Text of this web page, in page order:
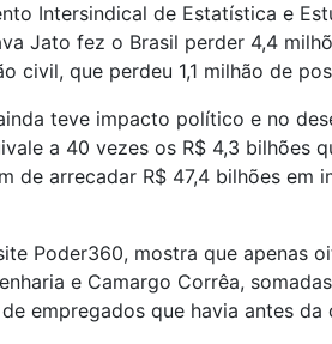
Intersindical de Estatística e
Jato fez o Brasil perder 4,4
civil, que perdeu 1,1 milhão de
teve impacto político e no
a 40 vezes os R$ 4,3 bilhões
de arrecadar R$ 47,4 bilhões
Poder360, mostra que apenas
e Camargo Corrêa,
empregados que havia antes